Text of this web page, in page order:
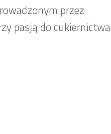
przez
pasją do cukiernictwa